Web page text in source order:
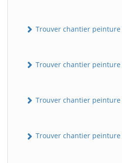
Trouver chantier peinture
Trouver chantier peinture
Trouver chantier peinture
Trouver chantier peinture